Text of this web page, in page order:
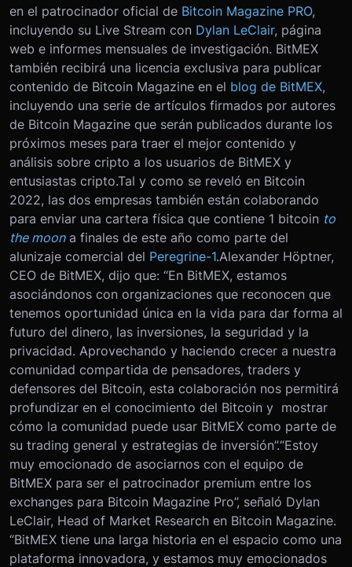
en el patrocinador oficial de Bitcoin Magazine PRO,
incluyendo su Live Stream con Dylan LeClair, página
web e informes mensuales de investigación. BitMEX
también recibirá una licencia exclusiva para publicar
contenido de Bitcoin Magazine en el blog de BitMEX,
incluyendo una serie de artículos firmados por autores
de Bitcoin Magazine que serán publicados durante los
próximos meses para traer el mejor contenido y
análisis sobre cripto a los usuarios de BitMEX y
entusiastas cripto.Tal y como se reveló en Bitcoin
2022, las dos empresas también están colaborando
para enviar una cartera física que contiene 1 bitcoin to
the moon a finales de este año como parte del
alunizaje comercial del Peregrine-1.Alexander Höptner,
CEO de BitMEX, dijo que: “En BitMEX, estamos
asociándonos con organizaciones que reconocen que
tenemos oportunidad única en la vida para dar forma al
futuro del dinero, las inversiones, la seguridad y la
privacidad. Aprovechando y haciendo crecer a nuestra
comunidad compartida de pensadores, traders y
defensores del Bitcoin, esta colaboración nos permitirá
profundizar en el conocimiento del Bitcoin y mostrar
cómo la comunidad puede usar BitMEX como parte de
su trading general y estrategias de inversión”.“Estoy
muy emocionado de asociarnos con el equipo de
BitMEX para ser el patrocinador premium entre los
exchanges para Bitcoin Magazine Pro”, señaló Dylan
LeClair, Head of Market Research en Bitcoin Magazine.
“BitMEX tiene una larga historia en el espacio como una
plataforma innovadora, y estamos muy emocionados